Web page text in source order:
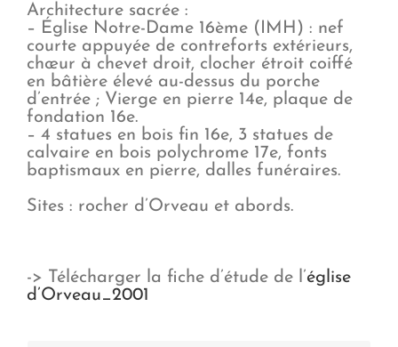
Architecture sacrée :
– Église Notre-Dame 16ème (IMH) : nef
courte appuyée de contreforts extérieurs,
chœur à chevet droit, clocher étroit coiffé
en bâtière élevé au-dessus du porche
d’entrée ; Vierge en pierre 14e, plaque de
fondation 16e.
– 4 statues en bois fin 16e, 3 statues de
calvaire en bois polychrome 17e, fonts
baptismaux en pierre, dalles funéraires.
Sites : rocher d’Orveau et abords.
-> Télécharger la fiche d’étude de l’église
d’Orveau_2001